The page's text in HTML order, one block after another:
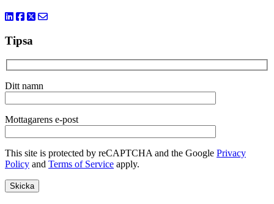
Tipsa
Ditt namn
Mottagarens e-post
This site is protected by reCAPTCHA and the Google Privacy
Policy and Terms of Service apply.